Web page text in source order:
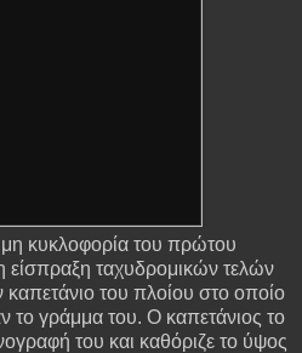
κυκλοφορία του πρώτου
ταχυδρομικών τελών
καπετάνιο του πλοίου στο οποίο
το γράμμα του. Ο καπετάνιος το
του και καθόριζε το ύψος